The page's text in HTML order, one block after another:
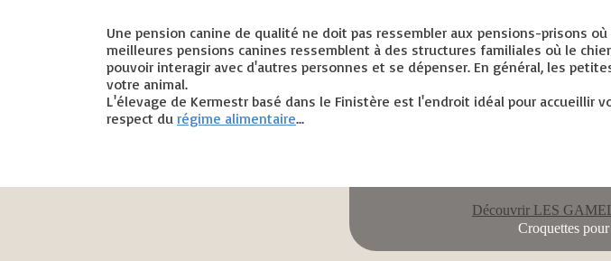
Une pension canine de qualité ne doit pas ressembler aux pensions-prisons
meilleures pensions canines ressemblent à des structures familiales où le
pouvoir interagir avec d'autres personnes et se dépenser. En général, les
votre animal.
L'élevage de Kermestr basé dans le Finistère est l'endroit idéal pour
respect du régime alimentaire...
Découvrir LES
Croquettes